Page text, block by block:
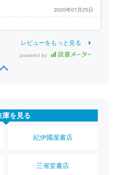
2020年07月25日
レビューをもっと見る
powered by
庫を見る
紀伊國屋書店
三省堂書店